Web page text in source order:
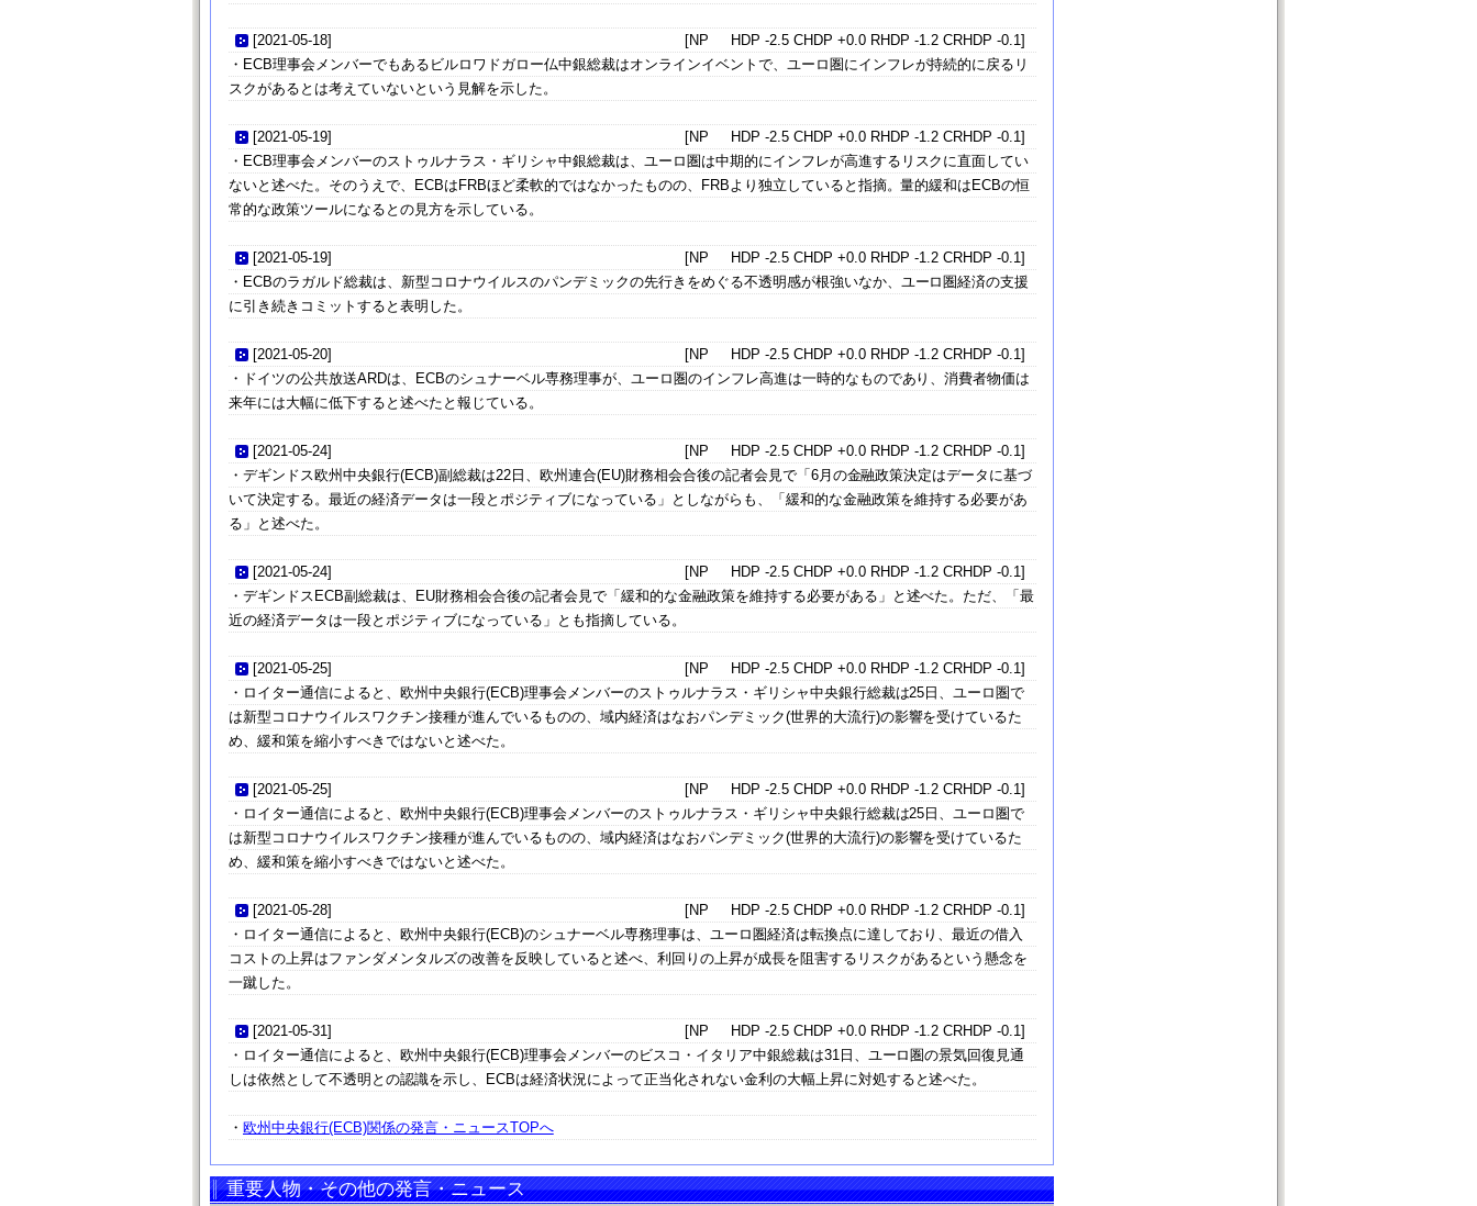
[2021-05-18]
[NP HDP -2.5 CHDP +0.0 RHDP -1.2 CRHDP -0.1]
・ECB理事会メンバーでもあるビルロワドガロー仏中銀総裁はオンラインイベントで、ユーロ圏にインフレが持続的に戻るリ
スクがあるとは考えていないという見解を示した。
[2021-05-19]
[NP HDP -2.5 CHDP +0.0 RHDP -1.2 CRHDP -0.1]
・ECB理事会メンバーのストゥルナラス・ギリシャ中銀総裁は、ユーロ圏は中期的にインフレが高進するリスクに直面してい
ないと述べた。そのうえで、ECBはFRBほど柔軟的ではなかったものの、FRBより独立していると指摘。量的緩和はECBの恒
常的な政策ツールになるとの見方を示している。
[2021-05-19]
[NP HDP -2.5 CHDP +0.0 RHDP -1.2 CRHDP -0.1]
・ECBのラガルド総裁は、新型コロナウイルスのパンデミックの先行きをめぐる不透明感が根強いなか、ユーロ圏経済の支援
に引き続きコミットすると表明した。
[2021-05-20]
[NP HDP -2.5 CHDP +0.0 RHDP -1.2 CRHDP -0.1]
・ドイツの公共放送ARDは、ECBのシュナーベル専務理事が、ユーロ圏のインフレ高進は一時的なものであり、消費者物価は
来年には大幅に低下すると述べたと報じている。
[2021-05-24]
[NP HDP -2.5 CHDP +0.0 RHDP -1.2 CRHDP -0.1]
・デギンドス欧州中央銀行(ECB)副総裁は22日、欧州連合(EU)財務相会合後の記者会見で「6月の金融政策決定はデータに基づ
いて決定する。最近の経済データは一段とポジティブになっている」としながらも、「緩和的な金融政策を維持する必要があ
る」と述べた。
[2021-05-24]
[NP HDP -2.5 CHDP +0.0 RHDP -1.2 CRHDP -0.1]
・デギンドスECB副総裁は、EU財務相会合後の記者会見で「緩和的な金融政策を維持する必要がある」と述べた。ただ、「最
近の経済データは一段とポジティブになっている」とも指摘している。
[2021-05-25]
[NP HDP -2.5 CHDP +0.0 RHDP -1.2 CRHDP -0.1]
・ロイター通信によると、欧州中央銀行(ECB)理事会メンバーのストゥルナラス・ギリシャ中央銀行総裁は25日、ユーロ圏で
は新型コロナウイルスワクチン接種が進んでいるものの、域内経済はなおパンデミック(世界的大流行)の影響を受けているた
め、緩和策を縮小すべきではないと述べた。
[2021-05-25]
[NP HDP -2.5 CHDP +0.0 RHDP -1.2 CRHDP -0.1]
・ロイター通信によると、欧州中央銀行(ECB)理事会メンバーのストゥルナラス・ギリシャ中央銀行総裁は25日、ユーロ圏で
は新型コロナウイルスワクチン接種が進んでいるものの、域内経済はなおパンデミック(世界的大流行)の影響を受けているた
め、緩和策を縮小すべきではないと述べた。
[2021-05-28]
[NP HDP -2.5 CHDP +0.0 RHDP -1.2 CRHDP -0.1]
・ロイター通信によると、欧州中央銀行(ECB)のシュナーベル専務理事は、ユーロ圏経済は転換点に達しており、最近の借入
コストの上昇はファンダメンタルズの改善を反映していると述べ、利回りの上昇が成長を阻害するリスクがあるという懸念を
一蹴した。
[2021-05-31]
[NP HDP -2.5 CHDP +0.0 RHDP -1.2 CRHDP -0.1]
・ロイター通信によると、欧州中央銀行(ECB)理事会メンバーのビスコ・イタリア中銀総裁は31日、ユーロ圏の景気回復見通
しは依然として不透明との認識を示し、ECBは経済状況によって正当化されない金利の大幅上昇に対処すると述べた。
・ 欧州中央銀行(ECB)関係の発言・ニュースTOPへ
重要人物・その他の発言・ニュース